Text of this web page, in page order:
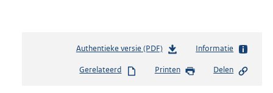
Authentieke versie (PDF)b
s
Informatie
Gerelateerd Printen Delen